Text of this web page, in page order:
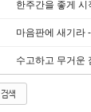
한주간을 좋게
마음판에 새기라
수고하고 무거운
검색